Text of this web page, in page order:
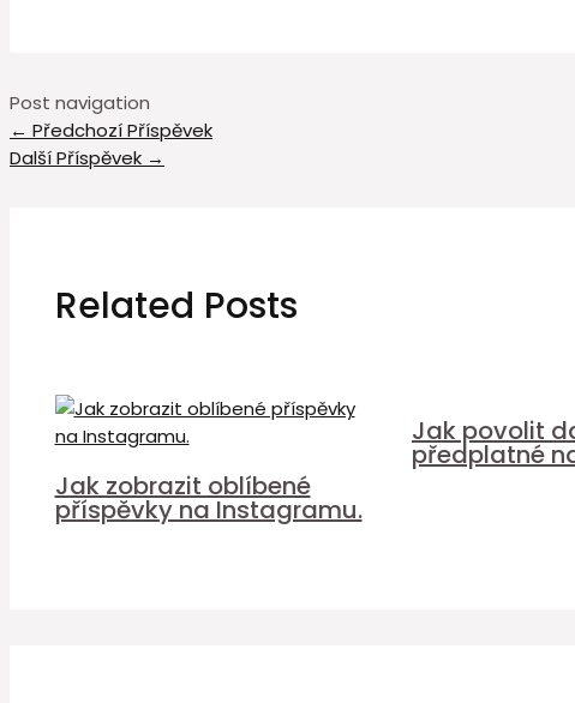
Post navigation
← Předchozí Příspěvek
Další Příspěvek →
Related Posts
Jak zobrazit oblíbené
příspěvky na Instagramu.
Jak povolit
předplatné